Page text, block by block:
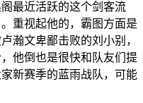
最近活跃的这个剑客流
重视起他的，霸图方面是
瀚文卑鄙击败的刘小别，
他倒也是很快和队友们提
新赛季的蓝雨战队，可能